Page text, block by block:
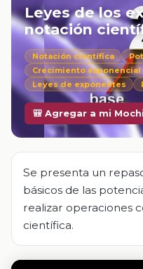
Leyes de los
notación
Notación científica
Crecimiento exponencial
Leyes de exponentes
🎒 Agregar a mi
Se presenta un
básicos de las
realizar operaciones
científica.